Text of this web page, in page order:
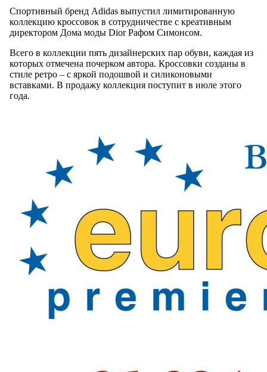
Спортивный бренд Adidas выпустил лимитированную
коллекцию кроссовок в сотрудничестве с креативным
директором Дома моды Dior Рафом Симонсом.
Всего в коллекции пять дизайнерских пар обуви, каждая из
которых отмечена почерком автора. Кроссовки созданы в
стиле ретро – с яркой подошвой и силиконовыми
вставками. В продажу коллекция поступит в июле этого
года.